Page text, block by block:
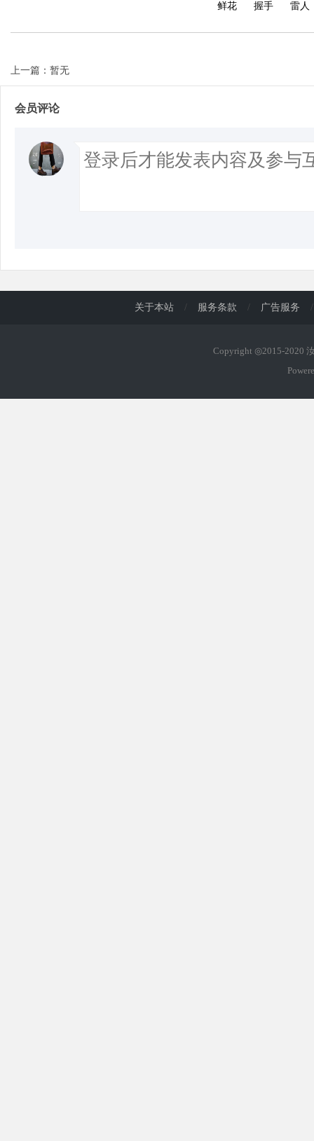
鲜花 握手 雷人
上一篇：暂无
会员评论
关于本站 / 服务条款 / 广告服务 /
Copyright ◎2015-2020